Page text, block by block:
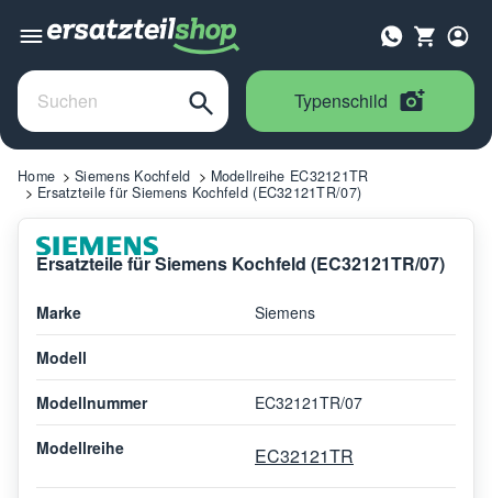
Typenschild
Home Siemens Kochfeld
Modellreihe EC32121TR
Ersatzteile für Siemens Kochfeld (EC32121TR/07)
Ersatzteile für Siemens Kochfeld (EC32121TR/07)
Marke Siemens
Modell
Modellnummer EC32121TR/07
Modellreihe EC32121TR